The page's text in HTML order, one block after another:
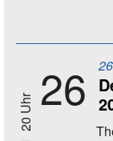
20 Uhr 26